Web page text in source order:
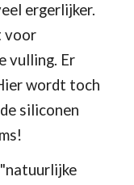
ergerlijker.
voor
vulling. Er
wordt toch
siliconen